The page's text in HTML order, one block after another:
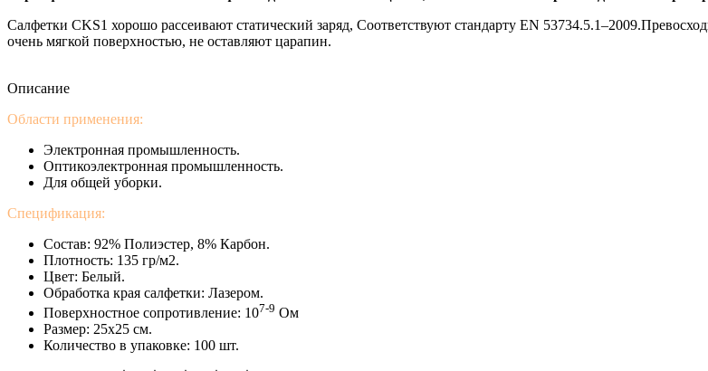
Салфетки CKS1 хорошо рассеивают статический заряд, Соответствуют стандарту EN
очень мягкой поверхностью, не оставляют царапин.
Описание
Области применения:
Электронная промышленность.
Оптикоэлектронная промышленность.
Для общей уборки.
Спецификация:
Состав: 92% Полиэстер, 8% Карбон.
Плотность: 135 гр/м2.
Цвет: Белый.
Обработка края салфетки: Лазером.
Поверхностное сопротивление: 107-9 Ом
Размер: 25х25 см.
Количество в упаковке: 100 шт.